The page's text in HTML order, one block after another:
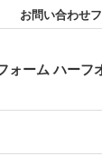
お問い合わせ
ォーム ハーフ